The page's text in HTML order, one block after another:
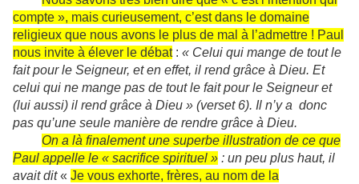
compte », mais curieusement, c’est dans le domaine
religieux que nous avons le plus de mal à l’admettre ! Paul
nous invite à élever le débat: « Celui qui mange de tout le
fait pour le Seigneur, et en effet, il rend grâce à Dieu. Et
celui qui ne mange pas de tout le fait pour le Seigneur et
(lui aussi) il rend grâce à Dieu » (verset 6). Il n’y a donc
pas qu’une seule manière de rendre grâce à Dieu.
On a là finalement une superbe illustration de ce que
Paul appelle le « sacrifice spirituel » : un peu plus haut, il
avait dit« Je vous exhorte, frères, au nom de la